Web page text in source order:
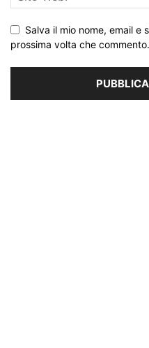
Salva il mio nome, email e
prossima volta che commento.